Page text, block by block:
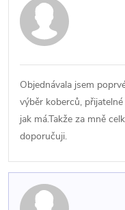
Objednávala jsem
výběr koberců,
jak má.Takže za mně
doporučuji.